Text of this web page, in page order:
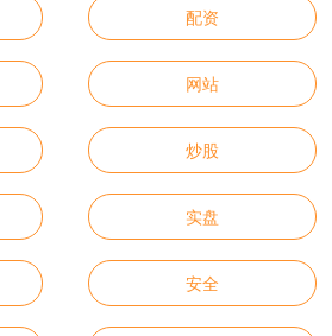
配资
网站
炒股
实盘
安全